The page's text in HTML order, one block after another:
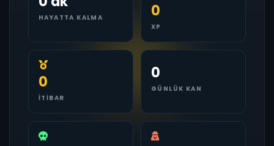
HAYATTA KALMA 0
XP
0
İTIBAR
0
GÜNLÜK KAN